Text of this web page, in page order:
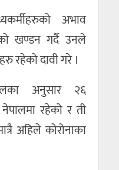
अभाव
खण्डन गर्दै उनले
रहेको दावी गरे ।
अनुसार २६
रहेको र ती
अहिले कोरोनाका